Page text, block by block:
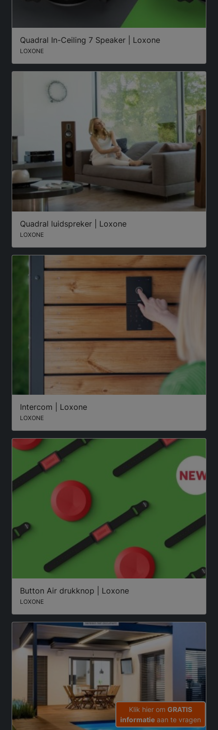
Quadral In-Ceiling 7 Speaker | Loxone
LOXONE
Quadral luidspreker | Loxone
LOXONE
Intercom | Loxone
LOXONE
Button Air drukknop | Loxone
LOXONE
Klik hier om GRATIS
informatie aan te vragen